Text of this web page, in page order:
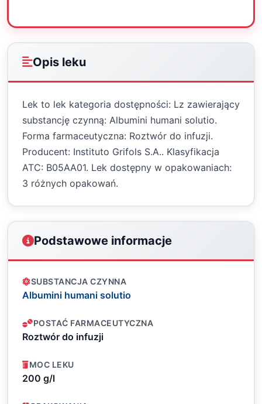
Opis leku
Lek to lek kategoria dostępności: Lz zawierający
substancję czynną: Albumini humani solutio.
Forma farmaceutyczna: Roztwór do infuzji.
Producent: Instituto Grifols S.A.. Klasyfikacja
ATC: B05AA01. Lek dostępny w opakowaniach:
3 różnych opakowań.
Podstawowe informacje
SUBSTANCJA CZYNNA
Albumini humani solutio
POSTAĆ FARMACEUTYCZNA
Roztwór do infuzji
MOC LEKU
200 g/l